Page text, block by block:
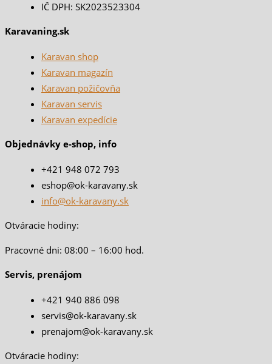
IČ DPH: SK2023523304
Karavaning.sk
Karavan shop
Karavan magazín
Karavan požičovňa
Karavan servis
Karavan expedície
Objednávky e-shop, info
+421 948 072 793
eshop@ok-karavany.sk
info@ok-karavany.sk
Otváracie hodiny:
Pracovné dni: 08:00 – 16:00 hod.
Servis, prenájom
+421 940 886 098
servis@ok-karavany.sk
prenajom@ok-karavany.sk
Otváracie hodiny: